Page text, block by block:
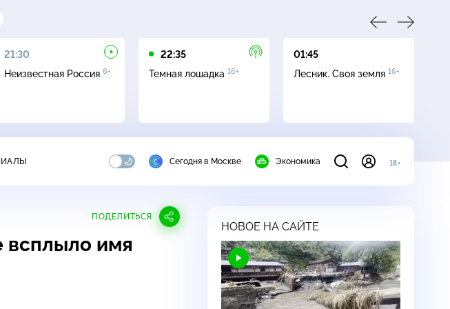
21:30
Неизвестная Россия 6+
22:35
Темная лошадка 16+
01:45
Лесник. Своя земля 16+
Сегодня в Москве Экономика 18+
ПОДЕЛИТЬСЯ
всплыло имя
НОВОЕ НА САЙТЕ